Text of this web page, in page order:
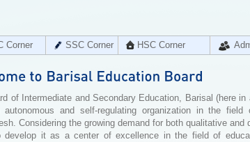
Corner SSC Corner HSC Corner
of Intermediate and Secondary Education, Barisal (here
and self-regulating organization in the field
Considering the growing demand for both qualitative
develop it as a center of excellence in the field of